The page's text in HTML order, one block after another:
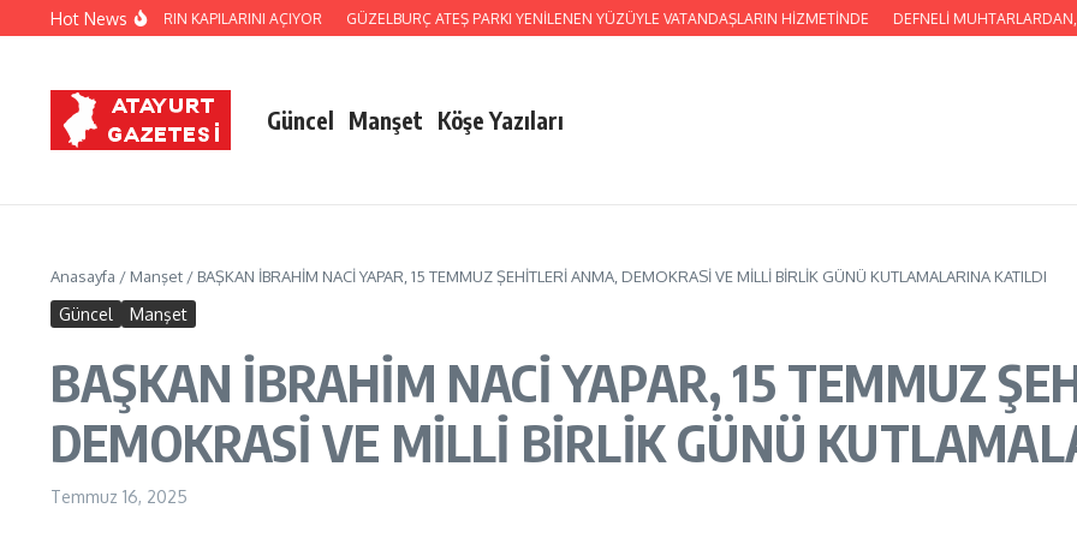
İçeriğe atlaHot News
YARIN KAPILARINI AÇIYOR GÜZELBURÇ ATEŞ PARKI YENİLENEN YÜZÜYLE VATANDAŞLARIN HİZMETİNDE DEFNELİ MUHTARLARDAN, TÜRKİYE’NİN
Güncel Manşet Köşe Yazıları
Anasayfa / Manşet / BAŞKAN İBRAHİM NACİ YAPAR, 15 TEMMUZ ŞEHİTLERİ ANMA, DEMOKRASİ VE MİLLİ BİRLİK GÜNÜ KUTLAMALARINA KATILDI
Güncel Manşet
BAŞKAN İBRAHİM NACİ YAPAR, 15 TEMMUZ
DEMOKRASİ VE MİLLİ BİRLİK GÜNÜ
Temmuz 16, 2025